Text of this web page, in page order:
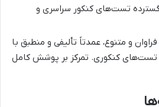
تست‌های کنکور سراسری و
و متنوع، عمدتاً تألیفی و منطبق با
تست‌های کنکوری. تمرکز بر پوشش کامل